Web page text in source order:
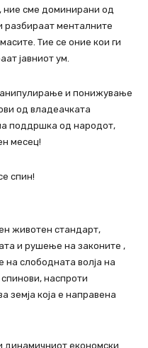
ние сме доминирани од
разбираат менталните
Тие се оние кои ги
јавниот ум.
и понижување
од владеачката
поддршка од народот,
месец!
спин!
животен стандарт,
и рушење на законите ,
слободната волја на
наспроти
земја која е направена
динамичниот економски